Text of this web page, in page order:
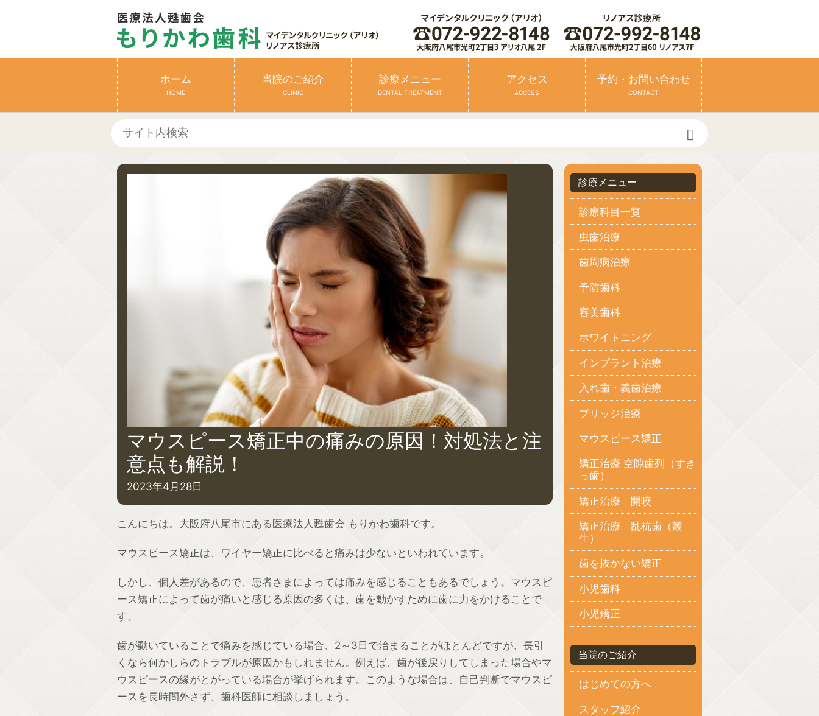
ホーム
HOME
当院のご紹介
CLINIC
診療メニュー
DENTAL TREATMENT
アクセス
ACCESS
予約・お問い合わせ
CONTACT
マウスピース矯正中の痛みの原因！対処法と注
意点も解説！
2023年4月28日
こんにちは。大阪府八尾市にある医療法人甦歯会 もりかわ歯科です。
マウスピース矯正は、ワイヤー矯正に比べると痛みは少ないといわれています。
しかし、個人差があるので、患者さまによっては痛みを感じることもあるでしょう。マウスピ
ース矯正によって歯が痛いと感じる原因の多くは、歯を動かすために歯に力をかけることで
す。
歯が動いていることで痛みを感じている場合、2～3日で治まることがほとんどですが、長引
くなら何かしらのトラブルが原因かもしれません。例えば、歯が後戻りしてしまった場合やマ
ウスピースの縁がとがっている場合が挙げられます。このような場合は、自己判断でマウスピ
ースを長時間外さず、歯科医師に相談しましょう。
診療メニュー
診療科目一覧
虫歯治療
歯周病治療
予防歯科
審美歯科
ホワイトニング
インプラント治療
入れ歯・義歯治療
ブリッジ治療
マウスピース矯正
矯正治療 空隙歯列（すき
っ歯）
矯正治療 開咬
矯正治療 乱杭歯（叢
生）
歯を抜かない矯正
小児歯科
小児矯正
当院のご紹介
はじめての方へ
スタッフ紹介